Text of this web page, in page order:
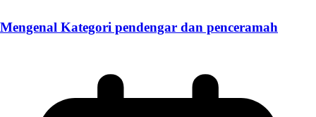
Mengenal Kategori pendengar dan penceramah